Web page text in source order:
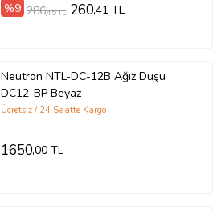
%9 286,45 TL 260,41 TL
Neutron NTL-DC-12B Ağız Duşu
DC12-BP Beyaz
Ücretsiz / 24 Saatte Kargo
1650,00 TL